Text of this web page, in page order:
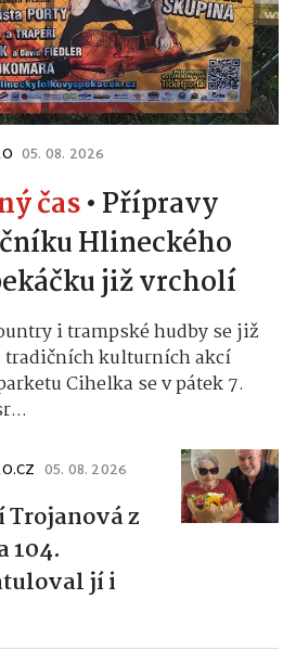
05. 08. 2026
čas• Přípravy
Hlineckého
již vrcholí
i trampské hudby se již
tradičních kulturních akcí
Cihelka se v pátek 7.
05. 08. 2026
Trojanová z
104.
jí i